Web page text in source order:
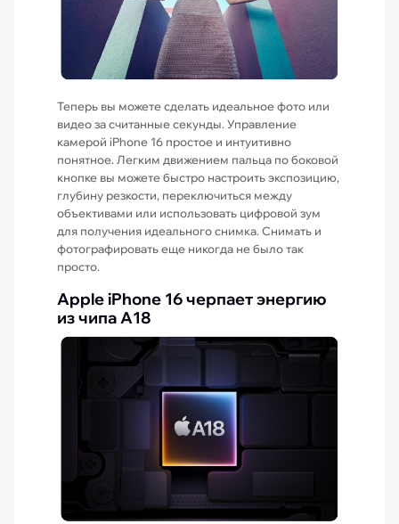
Теперь вы можете сделать идеальное фото или
видео за считанные секунды. Управление
камерой iPhone 16 простое и интуитивно
понятное. Легким движением пальца по боковой
кнопке вы можете быстро настроить экспозицию,
глубину резкости, переключиться между
объективами или использовать цифровой зум
для получения идеального снимка. Снимать и
фотографировать еще никогда не было так
просто.
Apple iPhone 16 черпает энергию
из чипа A18